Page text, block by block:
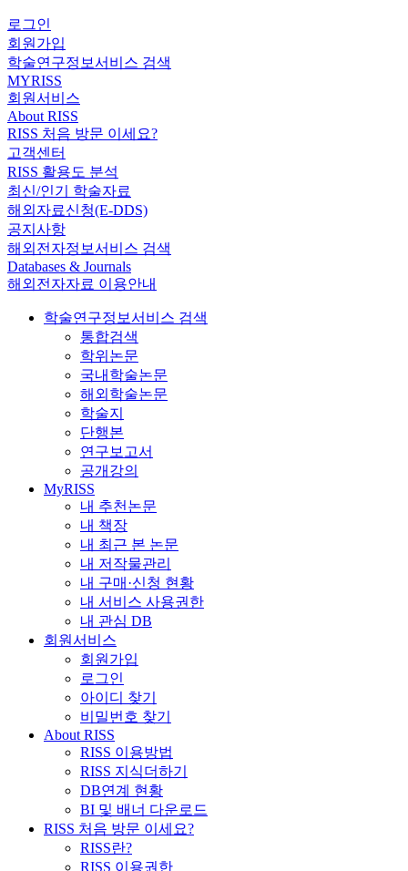
로그인
회원가입
학술연구정보서비스 검색
MYRISS
회원서비스
About RISS
RISS 처음 방문 이세요?
고객센터
RISS 활용도 분석
최신/인기 학술자료
해외자료신청(E-DDS)
공지사항
해외전자정보서비스 검색
Databases & Journals
해외전자자료 이용안내
학술연구정보서비스 검색
통합검색
학위논문
국내학술논문
해외학술논문
학술지
단행본
연구보고서
공개강의
MyRISS
내 추천논문
내 책장
내 최근 본 논문
내 저작물관리
내 구매·신청 현황
내 서비스 사용권한
내 관심 DB
회원서비스
회원가입
로그인
아이디 찾기
비밀번호 찾기
About RISS
RISS 이용방법
RISS 지식더하기
DB연계 현황
BI 및 배너 다운로드
RISS 처음 방문 이세요?
RISS란?
RISS 이용권한